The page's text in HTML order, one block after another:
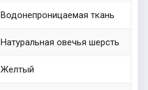
Водонепроницаемая ткань
Натуральная овечья шерсть
Желтый